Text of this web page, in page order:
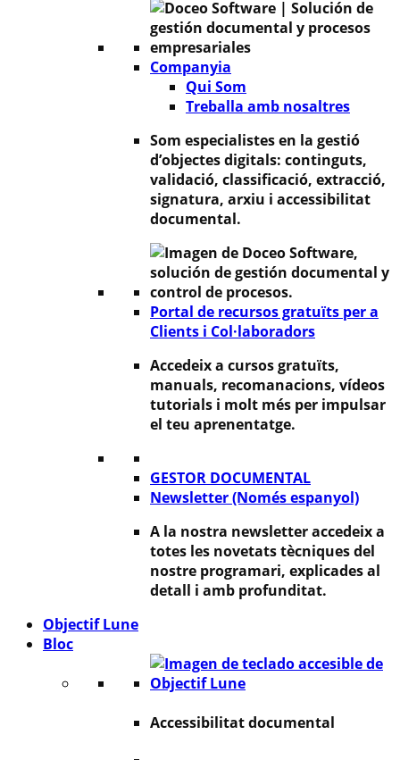
Companyia
Qui Som
Treballa amb nosaltres
Som especialistes en la gestió
d’objectes digitals: continguts,
validació, classificació, extracció,
signatura, arxiu i accessibilitat
documental.
Portal de recursos gratuïts per a
Clients i Col·laboradors
Accedeix a cursos gratuïts,
manuals, recomanacions, vídeos
tutorials i molt més per impulsar
el teu aprenentatge.
GESTOR DOCUMENTAL
Newsletter (Només espanyol)
A la nostra newsletter accedeix a
totes les novetats tècniques del
nostre programari, explicades al
detall i amb profunditat.
Objectif Lune
Bloc
Accessibilitat documental